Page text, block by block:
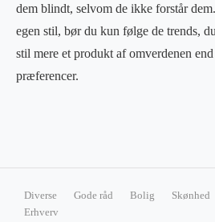
dem blindt, selvom de ikke forstår
egen stil, bør du kun følge de trends,
stil mere et produkt af omverdenen
præferencer.
Diverse Gode råd Bolig Skønhed
Erhverv